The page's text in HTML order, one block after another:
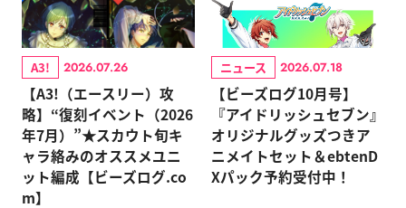
A3! 2026.07.26
【A3!（エースリー）攻
略】“復刻イベント（2026
年7月）”★スカウト旬キ
ャラ絡みのオススメユニ
ット編成【ビーズログ.co
m】
ニュース 2026.07.18
【ビーズログ10月号】
『アイドリッシュセブン』
オリジナルグッズつきア
ニメイトセット＆ebtenD
Xパック予約受付中！